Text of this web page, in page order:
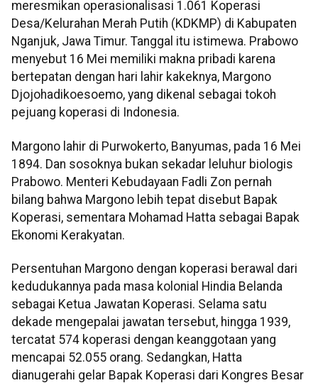
meresmikan operasionalisasi 1.061 Koperasi
Desa/Kelurahan Merah Putih (KDKMP) di Kabupaten
Nganjuk, Jawa Timur. Tanggal itu istimewa. Prabowo
menyebut 16 Mei memiliki makna pribadi karena
bertepatan dengan hari lahir kakeknya, Margono
Djojohadikoesoemo, yang dikenal sebagai tokoh
pejuang koperasi di Indonesia.
Margono lahir di Purwokerto, Banyumas, pada 16 Mei
1894. Dan sosoknya bukan sekadar leluhur biologis
Prabowo. Menteri Kebudayaan Fadli Zon pernah
bilang bahwa Margono lebih tepat disebut Bapak
Koperasi, sementara Mohamad Hatta sebagai Bapak
Ekonomi Kerakyatan.
Persentuhan Margono dengan koperasi berawal dari
kedudukannya pada masa kolonial Hindia Belanda
sebagai Ketua Jawatan Koperasi. Selama satu
dekade mengepalai jawatan tersebut, hingga 1939,
tercatat 574 koperasi dengan keanggotaan yang
mencapai 52.055 orang. Sedangkan, Hatta
dianugerahi gelar Bapak Koperasi dari Kongres Besar